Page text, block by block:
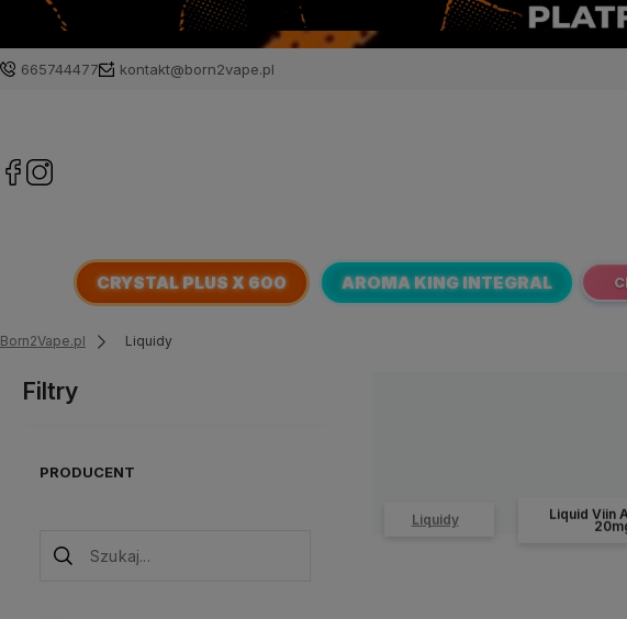
665744477 kontakt@born2vape.pl
CRYSTAL PLUS X 600 AROMA KING INTEGRAL
Born2Vape.pl Liquidy
Filtry
PRODUCENT
Liquidy Liquid Viin